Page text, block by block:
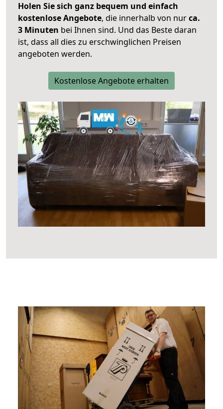
Holen Sie sich ganz bequem und einfach
kostenlose Angebote, die innerhalb von nurca.
3 Minuten bei Ihnen sind. Und das Beste daran
ist, dass all dies zu erschwinglichen Preisen
angeboten werden.
Kostenlose Angebote erhalten